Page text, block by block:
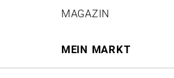
MAGAZIN
MEIN MARKT